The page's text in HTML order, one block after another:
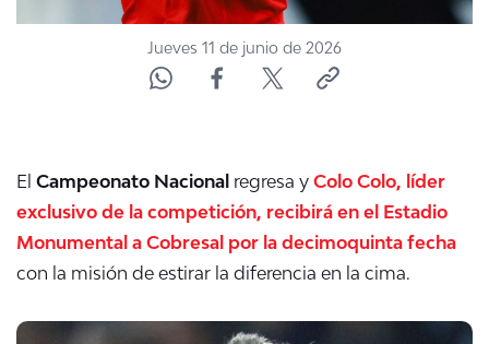
ÁREA DE PROYECTOS
Jueves 11 de junio de 2026
El Campeonato Nacional regresa y Colo Colo, líder
exclusivo de la competición, recibirá en el Estadio
Monumental a Cobresal por la decimoquinta fecha
con la misión de estirar la diferencia en la cima.